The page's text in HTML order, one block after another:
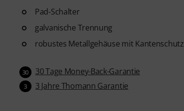
Pad-Schalter
galvanische Trennung
robustes Metallgehäuse mit Kantenschutz
30 30 Tage Money-Back-Garantie
3 3 Jahre Thomann Garantie